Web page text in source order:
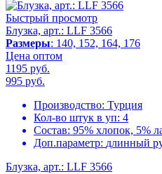
Быстрый просмотр
Блузка, арт.: LLF 3566
Размеры: 140, 152, 164, 176
Цена оптом
1195 руб.
995 руб.
Производство: Турция
Кол-во штук в уп: 4
Состав: 95% хлопок, 5%
Доп.параметр: длинный
Блузка, арт.: LLF 3566